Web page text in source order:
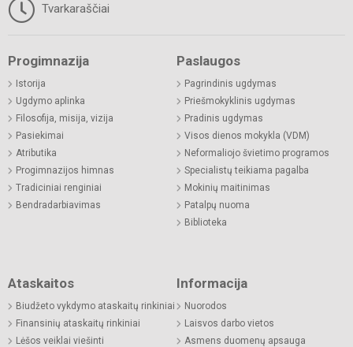
Tvarkaraščiai
Progimnazija
Istorija
Ugdymo aplinka
Filosofija, misija, vizija
Pasiekimai
Atributika
Progimnazijos himnas
Tradiciniai renginiai
Bendradarbiavimas
Paslaugos
Pagrindinis ugdymas
Priešmokyklinis ugdymas
Pradinis ugdymas
Visos dienos mokykla (VDM)
Neformaliojo švietimo programos
Specialistų teikiama pagalba
Mokinių maitinimas
Patalpų nuoma
Biblioteka
Ataskaitos
Biudžeto vykdymo ataskaitų rinkiniai
Finansinių ataskaitų rinkiniai
Lėšos veiklai viešinti
Informacija
Nuorodos
Laisvos darbo vietos
Asmens duomenų apsauga